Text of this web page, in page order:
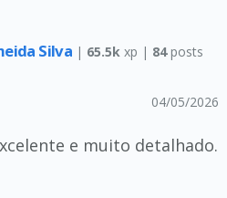
Silva | 65.5k xp | 84posts
04/05/2026
e muito detalhado.